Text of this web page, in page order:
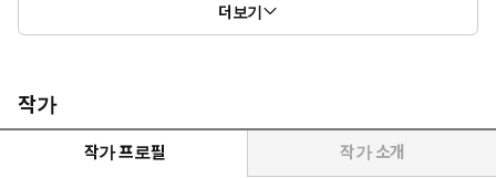
야기가 독자들을 매료시키는 그림책입니다.
더보기
작가
작가 프로필 작가 소개